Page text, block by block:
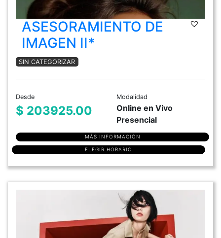
ASESORAMIENTO DE
IMAGEN II*
SIN CATEGORIZAR
Desde
$ 203925.00
Modalidad
Online en Vivo
Presencial
MÁS INFORMACIÓN
ELEGIR HORARIO